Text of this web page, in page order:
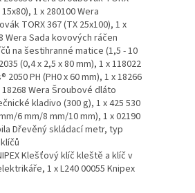
1 x 280100 Wera
TORX 367 (TX 25x100), 1 x
Wera Sada kovových ráčen
na šestihranné matice (1,5 - 10
(0,4 x 2,5 x 80 mm), 1 x 118022
PH (PH0 x 60 mm), 1 x 18266
Wera Šroubové dláto
kladivo (300 g), 1 x 425 530
6 mm/8 mm/10 mm), 1 x 02190
Dřevěný skládací metr, typ
Klešťový klíč kleště a klíč v
1 x L240 00055 Knipex